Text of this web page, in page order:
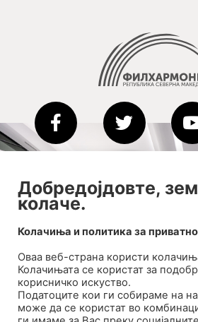
2020-09-
Добредојдовте,
колаче.
Колачиња и политика за
Оваа веб-странa користи
Колачињата се користат за
корисничко искуство.
Податоците кои ги собираме на
може да се користат во